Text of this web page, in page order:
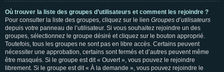
Où trouver la liste des groupes d’utilisateurs et comment les rejoindre ?
Pour consulter la liste des groupes, cliquez sur le lien Groupes d’utilisateurs
depuis votre panneau de l’utilisateur. Si vous souhaitez rejoindre un des
groupes, sélectionnez le groupe désiré et cliquez sur le bouton approprié.
Toutefois, tous les groupes ne sont pas en libre accès. Certains peuvent
nécessiter une approbation, certains sont fermés et d’autres peuvent même
être masqués. Si le groupe est dit « Ouvert », vous pouvez le rejoindre
librement. Si le groupe est dit « À la demande », vous pouvez rejoindre le